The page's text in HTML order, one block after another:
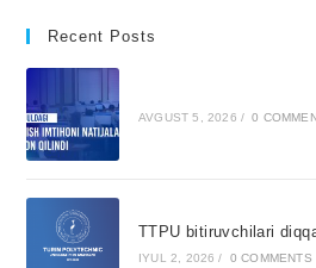
Recent Posts
AVGUST 5, 2026 / 0
TTPU bitiruvchilari
IYUL 2, 2026 / 0 COMMENTS